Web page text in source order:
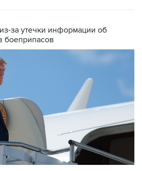
за утечки информации об
боеприпасов